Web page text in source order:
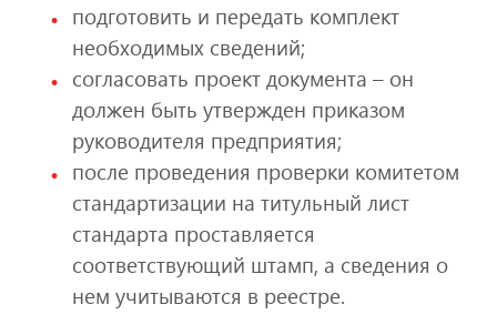
подготовить и передать комплект
необходимых сведений;
согласовать проект документа – он
должен быть утвержден приказом
руководителя предприятия;
после проведения проверки комитетом
стандартизации на титульный лист
стандарта проставляется
соответствующий штамп, а сведения о
нем учитываются в реестре.